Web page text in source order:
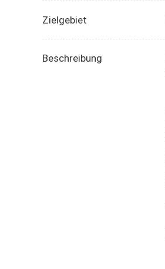
Zielgebiet
Beschreibung